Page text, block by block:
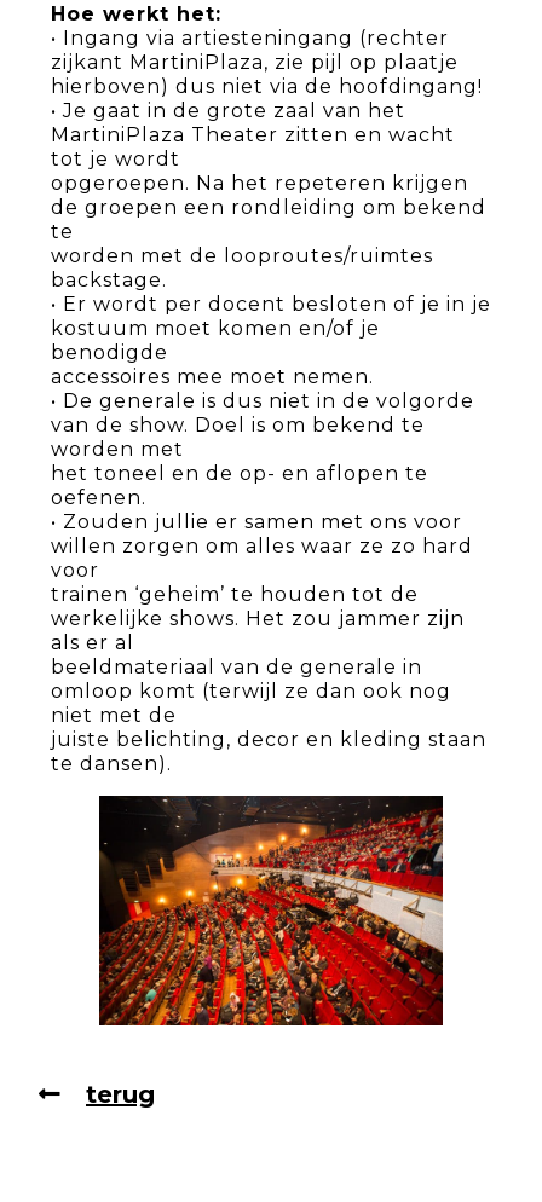
terug
Hoe werkt het:
• Ingang via artiesteningang (rechter
zijkant MartiniPlaza, zie pijl op plaatje
hierboven) dus niet via de hoofdingang!
• Je gaat in de grote zaal van het
MartiniPlaza Theater zitten en wacht
tot je wordt
opgeroepen. Na het repeteren krijgen
de groepen een rondleiding om bekend
te
worden met de looproutes/ruimtes
backstage.
• Er wordt per docent besloten of je in je
kostuum moet komen en/of je
benodigde
accessoires mee moet nemen.
• De generale is dus niet in de volgorde
van de show. Doel is om bekend te
worden met
het toneel en de op- en aflopen te
oefenen.
• Zouden jullie er samen met ons voor
willen zorgen om alles waar ze zo hard
voor
trainen ‘geheim’ te houden tot de
werkelijke shows. Het zou jammer zijn
als er al
beeldmateriaal van de generale in
omloop komt (terwijl ze dan ook nog
niet met de
juiste belichting, decor en kleding staan
te dansen).